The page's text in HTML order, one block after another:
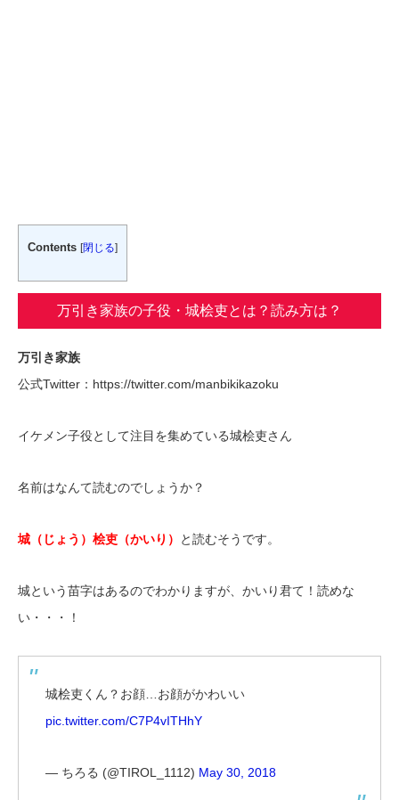
Contents [閉じる]
万引き家族の子役・城桧吏とは？読み方は？
万引き家族
公式Twitter：https://twitter.com/manbikikazoku
イケメン子役として注目を集めている城桧吏さん
名前はなんて読むのでしょうか？
城（じょう）桧吏（かいり） と読むそうです。
城という苗字はあるのでわかりますが、かいり君て！読めな
い・・・！
城桧吏くん？お顔…お顔がかわいい
pic.twitter.com/C7P4vITHhY
— ちろる (@TIROL_1112) May 30, 2018